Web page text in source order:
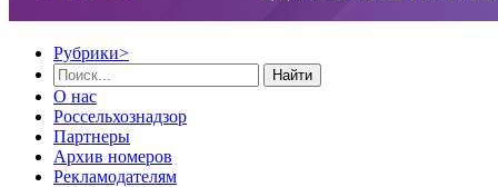
Рубрики>
Найти
О нас
Россельхознадзор
Партнеры
Архив номеров
Рекламодателям